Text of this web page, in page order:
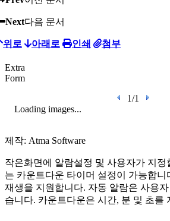
Next다음 문서
위로 아래로 인쇄 첨부
Extra
Form
1/1
Loading images...
제작: Atma Software
작은화면에 알람설정 및 사용자가 지정
는 카운트다운 타이머 설정이 가능합니
재생을 지원합니다. 자동 알람은 사용
습니다. 카운트다운은 시간, 분 및 초를